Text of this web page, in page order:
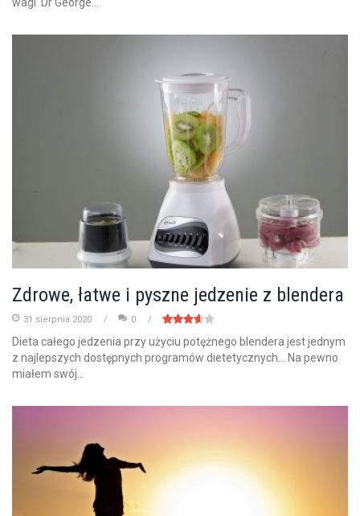
wagi. Dr George...
Zdrowe, łatwe i pyszne jedzenie z blendera
31 sierpnia 2020 0
Dieta całego jedzenia przy użyciu potężnego blendera jest jednym
z najlepszych dostępnych programów dietetycznych... Na pewno
miałem swój...